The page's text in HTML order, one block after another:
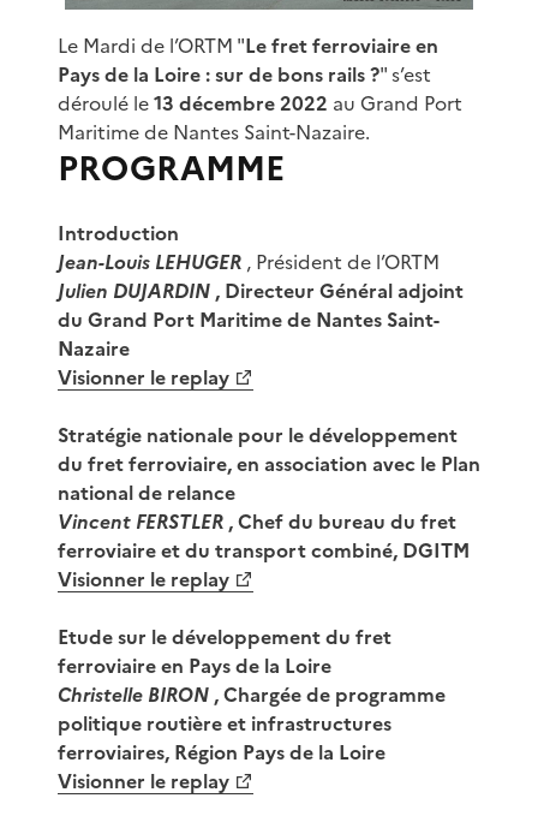
Le Mardi de l’ORTM "Le fret ferroviaire en
Pays de la Loire : sur de bons rails ?" s’est
déroulé le13 décembre 2022 au Grand Port
Maritime de Nantes Saint-Nazaire.
PROGRAMME
Introduction
Jean-Louis LEHUGER , Président de l’ORTM
Julien DUJARDIN , Directeur Général adjoint
du Grand Port Maritime de Nantes Saint-
Nazaire
Visionner le replay
Stratégie nationale pour le développement
du fret ferroviaire, en association avec le Plan
national de relance
Vincent FERSTLER , Chef du bureau du fret
ferroviaire et du transport combiné, DGITM
Visionner le replay
Etude sur le développement du fret
ferroviaire en Pays de la Loire
Christelle BIRON , Chargée de programme
politique routière et infrastructures
ferroviaires, Région Pays de la Loire
Visionner le replay